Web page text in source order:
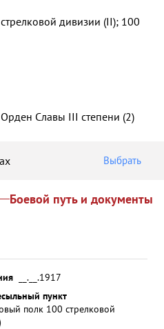
дивизии (II); 100
Орден Славы III степени (2)
Выбрать
Боевой путь и документы
__.__.1917
пункт
полк 100 стрелковой